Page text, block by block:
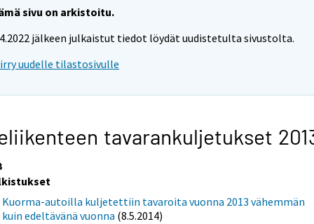
sivu on arkistoitu.
jälkeen julkaistut tiedot löydät uudistetulta sivustolta.
uudelle tilastosivulle
tavarankuljetukset
Kuorma-autoilla kuljetettiin tavaroita vuonna 2013 vähemmän
kuin edeltävänä vuonna (8.5.2014)